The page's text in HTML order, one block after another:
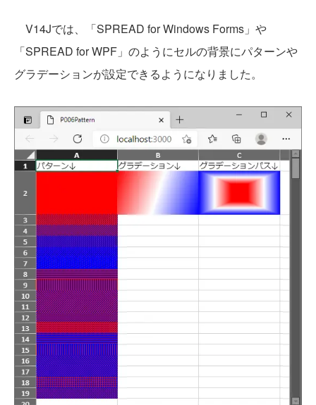
V14Jでは、「SPREAD for Windows Forms」や
「SPREAD for WPF」のようにセルの背景にパターンや
グラデーションが設定できるようになりました。